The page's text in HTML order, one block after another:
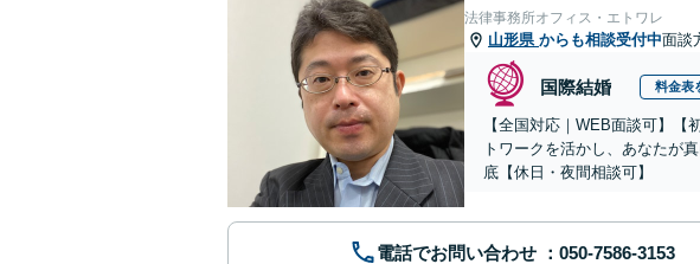
法律事務所オフィス・エトワレ
山形県 からも相談受付中面談
国際結婚 料金表
【全国対応｜WEB面談可】
トワークを活かし、あなたが
底【休日・夜間相談可】
電話でお問い合わせ